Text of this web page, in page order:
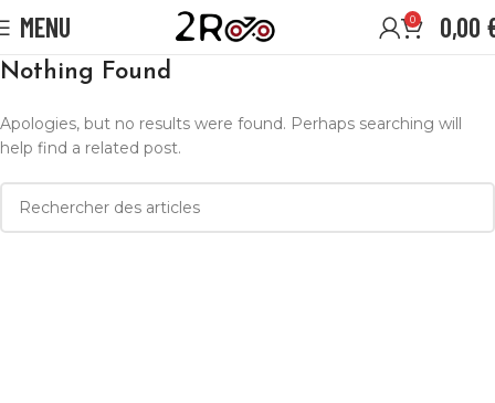
MENU 0 0,00
Nothing Found
Apologies, but no results were found. Perhaps searching will
help find a related post.